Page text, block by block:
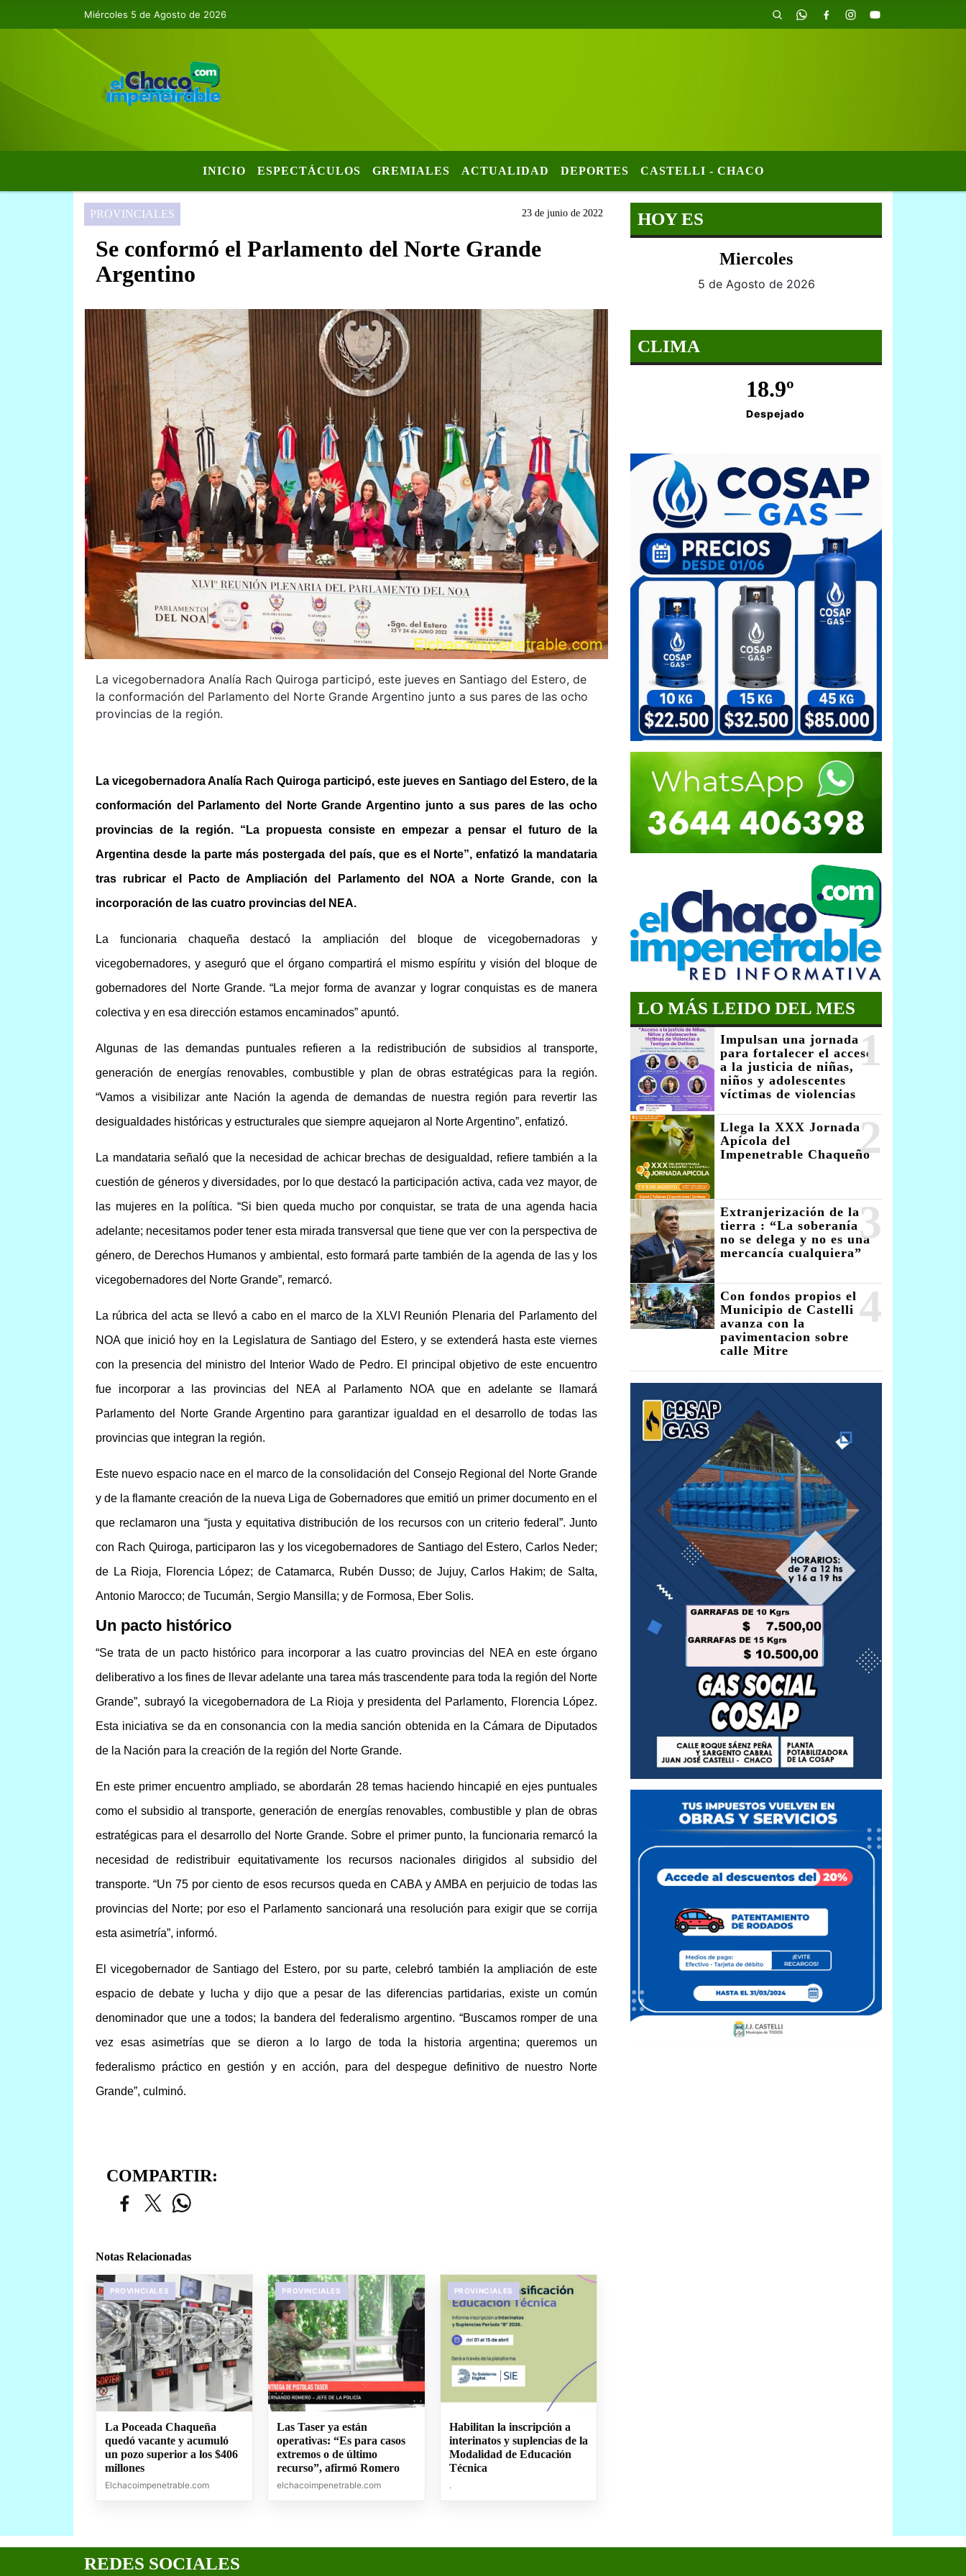
Miércoles 5 de Agosto de 2026
INICIO ESPECTÁCULOS GREMIALES ACTUALIDAD DEPORTES CASTELLI - CHACO
PROVINCIALES 23 de junio de 2022
Se conformó el Parlamento del Norte Grande
Argentino
La vicegobernadora Analía Rach Quiroga participó, este jueves en Santiago del Estero, de
la conformación del Parlamento del Norte Grande Argentino junto a sus pares de las ocho
provincias de la región.
La vicegobernadora Analía Rach Quiroga participó, este jueves en Santiago del Estero, de la
conformación del Parlamento del Norte Grande Argentino junto a sus pares de las ocho
provincias de la región. “La propuesta consiste en empezar a pensar el futuro de la
Argentina desde la parte más postergada del país, que es el Norte”, enfatizó la mandataria
tras rubricar el Pacto de Ampliación del Parlamento del NOA a Norte Grande, con la
incorporación de las cuatro provincias del NEA.
La funcionaria chaqueña destacó la ampliación del bloque de vicegobernadoras y
vicegobernadores, y aseguró que el órgano compartirá el mismo espíritu y visión del bloque de
gobernadores del Norte Grande. “La mejor forma de avanzar y lograr conquistas es de manera
colectiva y en esa dirección estamos encaminados” apuntó.
Algunas de las demandas puntuales refieren a la redistribución de subsidios al transporte,
generación de energías renovables, combustible y plan de obras estratégicas para la región.
“Vamos a visibilizar ante Nación la agenda de demandas de nuestra región para revertir las
desigualdades históricas y estructurales que siempre aquejaron al Norte Argentino”, enfatizó.
La mandataria señaló que la necesidad de achicar brechas de desigualdad, refiere también a la
cuestión de géneros y diversidades, por lo que destacó la participación activa, cada vez mayor, de
las mujeres en la política. “Si bien queda mucho por conquistar, se trata de una agenda hacia
adelante; necesitamos poder tener esta mirada transversal que tiene que ver con la perspectiva de
género, de Derechos Humanos y ambiental, esto formará parte también de la agenda de las y los
vicegobernadores del Norte Grande”, remarcó.
La rúbrica del acta se llevó a cabo en el marco de la XLVI Reunión Plenaria del Parlamento del
NOA que inició hoy en la Legislatura de Santiago del Estero, y se extenderá hasta este viernes
con la presencia del ministro del Interior Wado de Pedro. El principal objetivo de este encuentro
fue incorporar a las provincias del NEA al Parlamento NOA que en adelante se llamará
Parlamento del Norte Grande Argentino para garantizar igualdad en el desarrollo de todas las
provincias que integran la región.
Este nuevo espacio nace en el marco de la consolidación del Consejo Regional del Norte Grande
y de la flamante creación de la nueva Liga de Gobernadores que emitió un primer documento en el
que reclamaron una “justa y equitativa distribución de los recursos con un criterio federal”. Junto
con Rach Quiroga, participaron las y los vicegobernadores de Santiago del Estero, Carlos Neder;
de La Rioja, Florencia López; de Catamarca, Rubén Dusso; de Jujuy, Carlos Hakim; de Salta,
Antonio Marocco; de Tucumán, Sergio Mansilla; y de Formosa, Eber Solis.
Un pacto histórico
“Se trata de un pacto histórico para incorporar a las cuatro provincias del NEA en este órgano
deliberativo a los fines de llevar adelante una tarea más trascendente para toda la región del Norte
Grande”, subrayó la vicegobernadora de La Rioja y presidenta del Parlamento, Florencia López.
Esta iniciativa se da en consonancia con la media sanción obtenida en la Cámara de Diputados
de la Nación para la creación de la región del Norte Grande.
En este primer encuentro ampliado, se abordarán 28 temas haciendo hincapié en ejes puntuales
como el subsidio al transporte, generación de energías renovables, combustible y plan de obras
estratégicas para el desarrollo del Norte Grande. Sobre el primer punto, la funcionaria remarcó la
necesidad de redistribuir equitativamente los recursos nacionales dirigidos al subsidio del
transporte. “Un 75 por ciento de esos recursos queda en CABA y AMBA en perjuicio de todas las
provincias del Norte; por eso el Parlamento sancionará una resolución para exigir que se corrija
esta asimetría”, informó.
El vicegobernador de Santiago del Estero, por su parte, celebró también la ampliación de este
espacio de debate y lucha y dijo que a pesar de las diferencias partidarias, existe un común
denominador que une a todos; la bandera del federalismo argentino. “Buscamos romper de una
vez esas asimetrías que se dieron a lo largo de toda la historia argentina; queremos un
federalismo práctico en gestión y en acción, para del despegue definitivo de nuestro Norte
Grande”, culminó.
COMPARTIR:
Notas Relacionadas
PROVINCIALES
La Poceada Chaqueña
quedó vacante y acumuló
un pozo superior a los $406
millones
Elchacoimpenetrable.com
PROVINCIALES
Las Taser ya están
operativas: “Es para casos
extremos o de último
recurso”, afirmó Romero
elchacoimpenetrable.com
PROVINCIALES
Habilitan la inscripción a
interinatos y suplencias de la
Modalidad de Educación
Técnica
.
HOY ES
Miercoles
5 de Agosto de 2026
CLIMA
18.9º
Despejado
LO MÁS LEIDO DEL MES
1
Impulsan una jornada
para fortalecer el acceso
a la justicia de niñas,
niños y adolescentes
víctimas de violencias
2
Llega la XXX Jornada
Apícola del
Impenetrable Chaqueño
3
Extranjerización de la
tierra : “La soberanía
no se delega y no es una
mercancía cualquiera”
4
Con fondos propios el
Municipio de Castelli
avanza con la
pavimentacion sobre
calle Mitre
REDES SOCIALES